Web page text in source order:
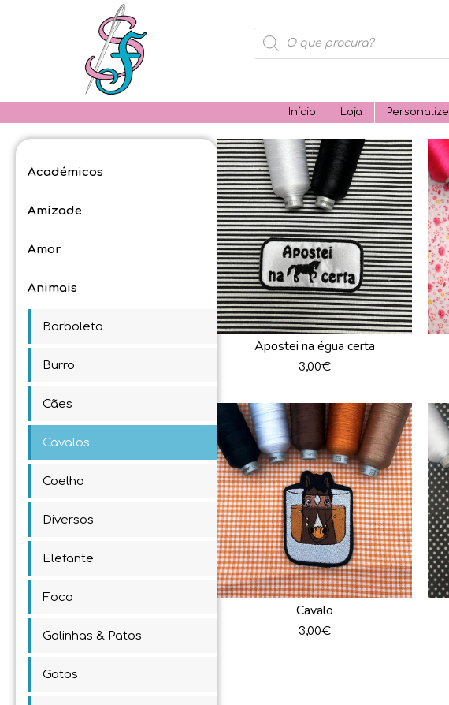
Products
search
Início Loja Personalize
Académicos
Amizade
Amor
Animais
Borboleta
Burro
Cães
Cavalos
Coelho
Diversos
Elefante
Foca
Galinhas & Patos
Gatos
Apostei na égua certa
3,00€
Cavalo
3,00€